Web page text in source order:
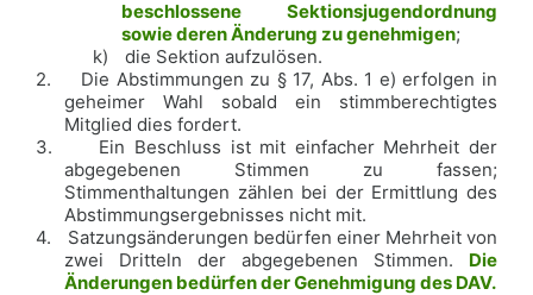
beschlossene Sektionsjugendordnung
sowie deren Änderung zu genehmigen;
k)
die Sektion aufzulösen.
2.
Die Abstimmungen zu § 17, Abs. 1 e) erfolgen in
geheimer Wahl sobald ein stimmberechtigtes
Mitglied dies fordert.
3.
Ein Beschluss ist mit einfacher Mehrheit der
abgegebenen Stimmen zu fassen;
Stimmenthaltungen zählen bei der Ermittlung des
Abstimmungsergebnisses nicht mit.
4.
Satzungsänderungen bedürfen einer Mehrheit von
zwei Dritteln der abgegebenen Stimmen. Die
Änderungen bedürfen der Genehmigung des DAV.